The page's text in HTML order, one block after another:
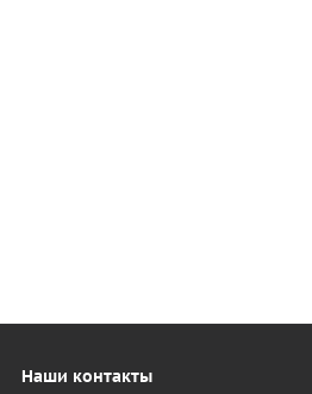
Наши контакты